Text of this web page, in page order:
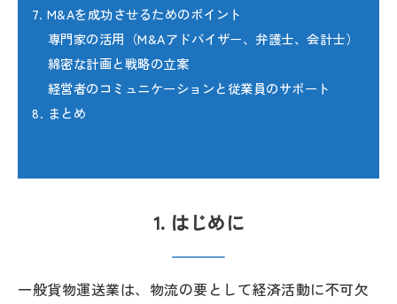
7. M&Aを成功させるためのポイント
専門家の活用（M&Aアドバイザー、弁護士、会計士）
綿密な計画と戦略の立案
経営者のコミュニケーションと従業員のサポート
8. まとめ
1. はじめに
一般貨物運送業は、物流の要として経済活動に不可欠